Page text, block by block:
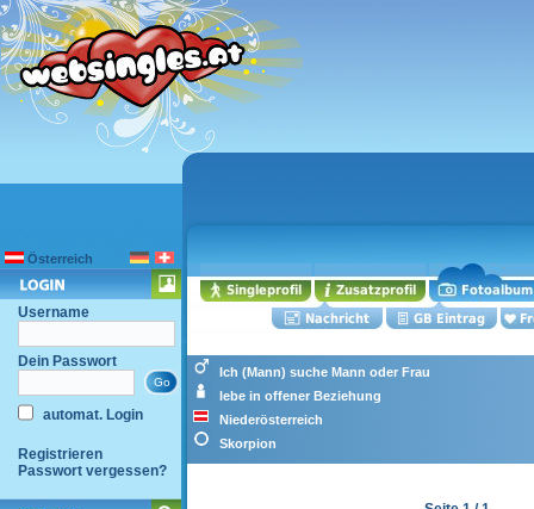
Österreich
Username
Dein Passwort
automat. Login
Registrieren
Passwort vergessen?
Ich (Mann) suche Mann oder Frau
lebe in offener Beziehung
Niederösterreich
Skorpion